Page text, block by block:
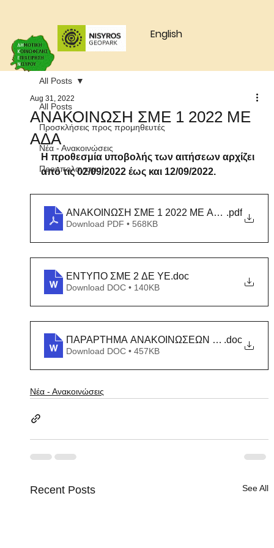
English
All Posts
Προσκλήσεις προς προμηθευτές
Νέα - Ανακοινώσεις
Προυπολογισμοί
All Posts
ΑΝΑΚΟΙΝΩΣΗ ΣΜΕ 1 2022 ΜΕ
ΑΔΑ
Aug 31, 2022
Η προθεσμία υποβολής των αιτήσεων αρχίζει
από τις 02/09/2022 έως και 12/09/2022.
ΑΝΑΚΟΙΝΩΣΗ ΣΜΕ 1 2022 ΜΕ ΑΔΑ .pdf
Download PDF • 568KB
ΕΝΤΥΠΟ ΣΜΕ 2 ΔΕ ΥΕ.doc
Download DOC • 140KB
ΠΑΡΑΡΤΗΜΑ ΑΝΑΚΟΙΝΩΣΕΩΝ ΣΜΕ.doc
Download DOC • 457KB
Νέα - Ανακοινώσεις
Recent Posts See All